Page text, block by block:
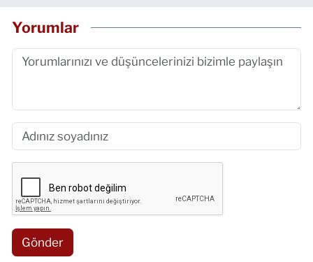
Yorumlar
Gönder